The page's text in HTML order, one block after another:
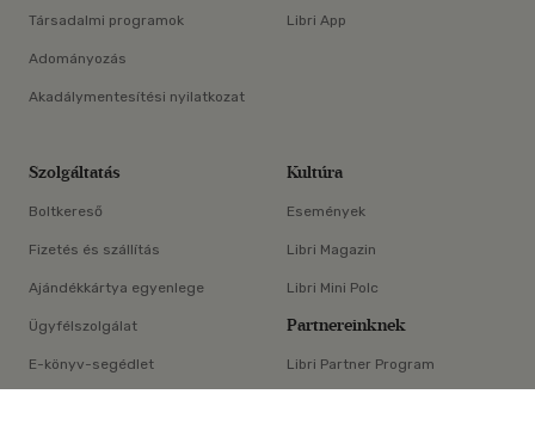
×
Társadalmi programok
Adományozás
Akadálymentesítési nyilatkozat
Libri App
Szolgáltatás
Boltkereső
Fizetés és szállítás
Ajándékkártya egyenlege
Ügyfélszolgálat
E-könyv-segédlet
Kultúra
Események
Libri Magazin
Libri Mini Polc
Partnereinknek
Libri Partner Program